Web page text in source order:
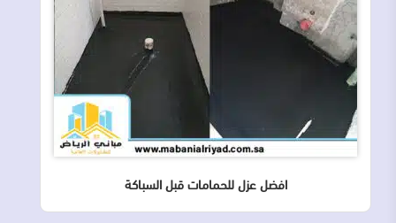
افضل عزل للحمامات قبل السباكة